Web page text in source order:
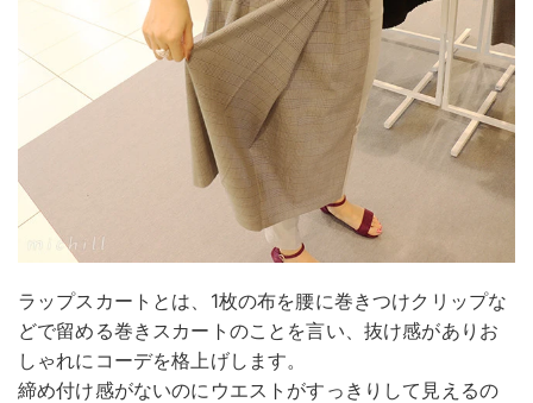
ラップスカートとは、1枚の布を腰に巻きつけクリップな
どで留める巻きスカートのことを言い、抜け感がありお
しゃれにコーデを格上げします。
締め付け感がないのにウエストがすっきりして見えるの